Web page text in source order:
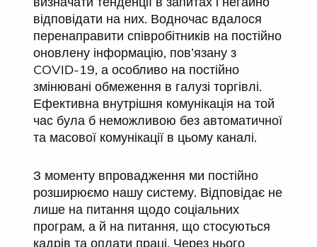
відповідати на них. Водночас вдалося
перенаправити співробітників на постійно
оновлену інформацію, пов’язану з
COVID-19, а особливо на постійно
змінювані обмеження в галузі торгівлі.
Ефективна внутрішня комунікація на той
час була б неможливою без автоматичної
та масової комунікації в цьому каналі.
З моменту впровадження ми постійно
розширюємо нашу систему. Відповідає не
лише на питання щодо соціальних
програм, а й на питання, що стосуються
кадрів та оплати праці. Через нього